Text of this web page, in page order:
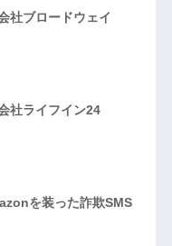
ブロードウェイ
社ライフイン24
を装った詐欺SMS